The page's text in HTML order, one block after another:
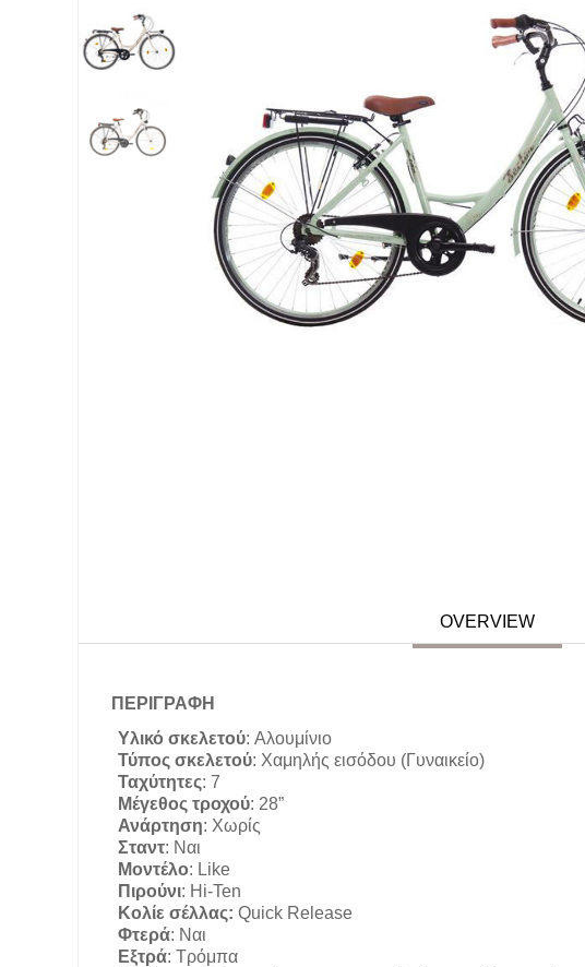
OVERVIEW
ΠΕΡΙΓΡΑΦΗ
Υλικό σκελετού: Αλουμίνιο
Τύπος σκελετού: Χαμηλής εισόδου (Γυναικείο)
Ταχύτητες: 7
Μέγεθος τροχού: 28”
Ανάρτηση: Χωρίς
Σταντ: Ναι
Μοντέλο: Like
Πιρούνι: Hi-Ten
Κολίε σέλλας: Quick Release
Φτερά: Ναι
Εξτρά: Τρόμπα